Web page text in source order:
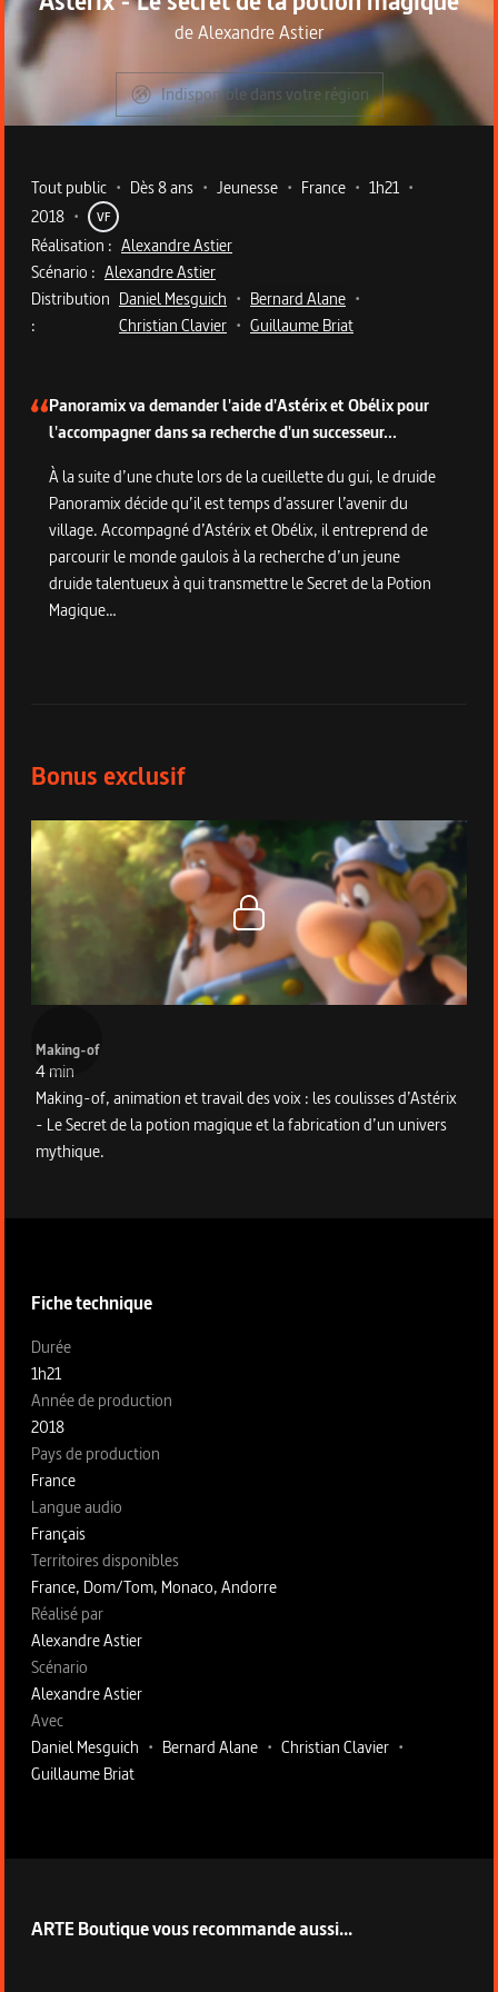
deAlexandre Astier
Indisponible dans votre région
Metadata du programme
Tout public • Dès 8 ans • Jeunesse • France • 1h21 •
2018 • VF
Réalisation : Alexandre Astier
Scénario : Alexandre Astier
Distribution
:
Daniel Mesguich • Bernard Alane •
Christian Clavier • Guillaume Briat
Panoramix va demander l'aide d'Astérix et Obélix pour
l'accompagner dans sa recherche d'un successeur...
À la suite d’une chute lors de la cueillette du gui, le druide
Panoramix décide qu’il est temps d’assurer l’avenir du
village. Accompagné d’Astérix et Obélix, il entreprend de
parcourir le monde gaulois à la recherche d’un jeune
druide talentueux à qui transmettre le Secret de la Potion
Magique…
Bonus du programme
Bonus exclusif
Making-of
4 min
Making-of, animation et travail des voix : les coulisses d’Astérix
- Le Secret de la potion magique et la fabrication d’un univers
mythique.
Fiche technique
Fiche technique section gauche
Durée
1h21
Année de production
2018
Pays de production
France
Langue audio
Français
Territoires disponibles
France, Dom/Tom, Monaco, Andorre
Fiche technique section droite
Réalisé par
Alexandre Astier
Scénario
Alexandre Astier
Avec
Daniel Mesguich • Bernard Alane • Christian Clavier •
Guillaume Briat
ARTE Boutique vous recommande aussi...